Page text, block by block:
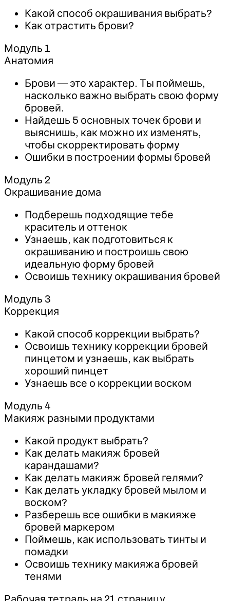
Какой способ окрашивания выбрать?
Как отрастить брови?
Модуль 1
Анатомия
Брови — это характер. Ты поймешь,
насколько важно выбрать свою форму
бровей.
Найдешь 5 основных точек брови и
выяснишь, как можно их изменять,
чтобы скорректировать форму
Ошибки в построении формы бровей
Модуль 2
Окрашивание дома
Подберешь подходящие тебе
краситель и оттенок
Узнаешь, как подготовиться к
окрашиванию и построишь свою
идеальную форму бровей
Освоишь технику окрашивания бровей
Модуль 3
Коррекция
Какой способ коррекции выбрать?
Освоишь технику коррекции бровей
пинцетом и узнаешь, как выбрать
хороший пинцет
Узнаешь все о коррекции воском
Модуль 4
Макияж разными продуктами
Какой продукт выбрать?
Как делать макияж бровей
карандашами?
Как делать макияж бровей гелями?
Как делать укладку бровей мылом и
воском?
Разберешь все ошибки в макияже
бровей маркером
Поймешь, как использовать тинты и
помадки
Освоишь технику макияжа бровей
тенями